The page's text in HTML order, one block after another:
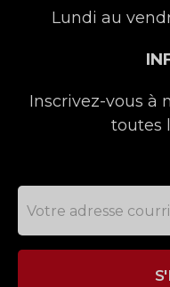
Lundi au
Inscrivez-vous à
toutes